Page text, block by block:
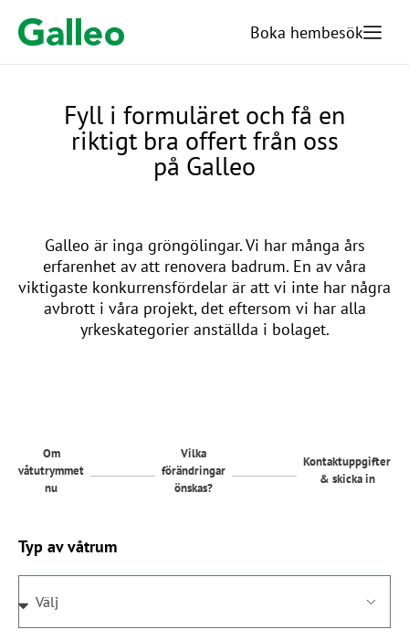
Boka hembesök​
Fyll i formuläret och få en
riktigt bra offert från oss
på Galleo
Galleo är inga gröngölingar. Vi har många års
erfarenhet av att renovera badrum. En av våra
viktigaste konkurrensfördelar är att vi inte har några
avbrott i våra projekt, det eftersom vi har alla
yrkeskategorier anställda i bolaget.
Om
våtutrymmet
nu
Vilka
förändringar
önskas?
Kontaktuppgifter
& skicka in
Typ av våtrum